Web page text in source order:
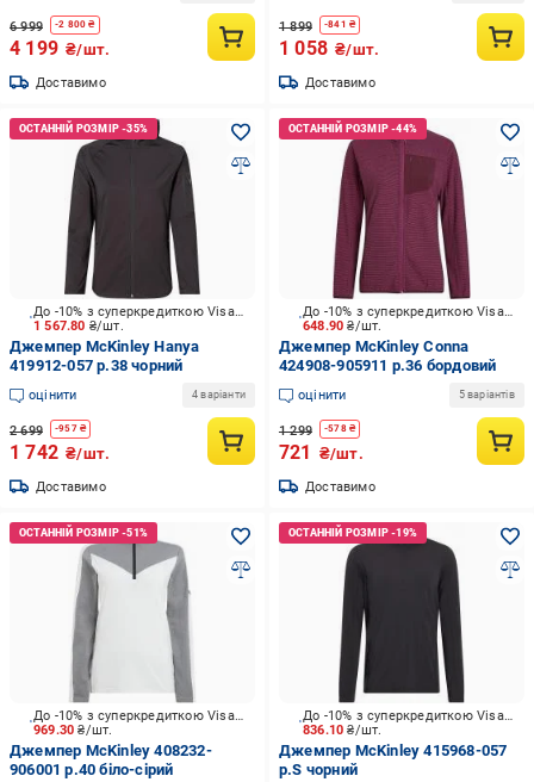
6 999 -2 800 ₴
4 199 ₴/шт.
Доставимо
1 899 -841 ₴
1 058 ₴/шт.
Доставимо
1 567.80 ₴/шт.
До -10% з суперкредиткою Visa Вигода
Джемпер McKinley Hanya
419912-057 р.38 чорний
оцінити 4 варіанти
2 699 -957₴
1 742 ₴/шт.
Доставимо
648.90₴/шт.
До -10% з суперкредиткою Visa Вигода
Джемпер McKinley Conna
424908-905911 р.36 бордовий
оцінити 5 варіантів
1 299 -578₴
721 ₴/шт.
Доставимо
969.30₴/шт.
До -10% з суперкредиткою Visa Вигода
Джемпер McKinley 408232-
906001 р.40 біло-сірий
836.10₴/шт.
До -10% з суперкредиткою Visa Вигода
Джемпер McKinley 415968-057
р.S чорний